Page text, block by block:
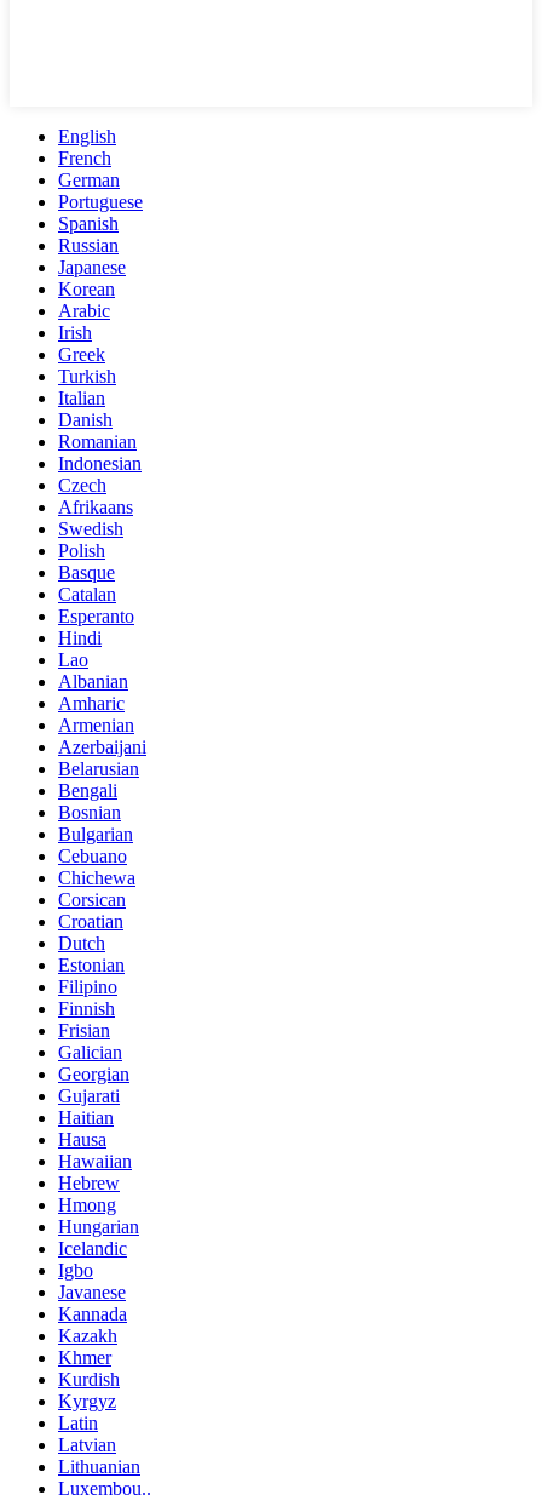
English
French
German
Portuguese
Spanish
Russian
Japanese
Korean
Arabic
Irish
Greek
Turkish
Italian
Danish
Romanian
Indonesian
Czech
Afrikaans
Swedish
Polish
Basque
Catalan
Esperanto
Hindi
Lao
Albanian
Amharic
Armenian
Azerbaijani
Belarusian
Bengali
Bosnian
Bulgarian
Cebuano
Chichewa
Corsican
Croatian
Dutch
Estonian
Filipino
Finnish
Frisian
Galician
Georgian
Gujarati
Haitian
Hausa
Hawaiian
Hebrew
Hmong
Hungarian
Icelandic
Igbo
Javanese
Kannada
Kazakh
Khmer
Kurdish
Kyrgyz
Latin
Latvian
Lithuanian
Luxembou..